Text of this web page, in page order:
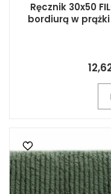
Ręcznik 30x50
bordiurą w